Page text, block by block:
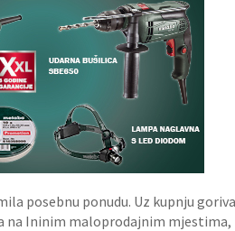
posebnu ponudu. Uz kupnju
na Ininim maloprodajnim